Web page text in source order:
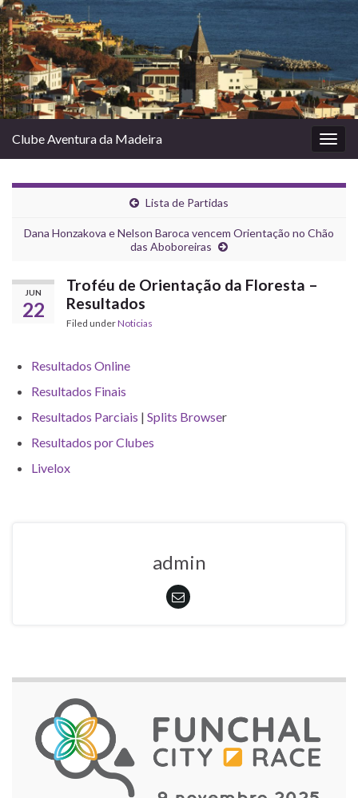
Clube Aventura da Madeira
Lista de Partidas
Dana Honzakova e Nelson Baroca vencem Orientação no Chão
das Aboboreiras
JUN
22
Troféu de Orientação da Floresta –
Resultados
Filed underNoticias
Resultados Online
Resultados Finais
Resultados Parciais | Splits Browser
Resultados por Clubes
Livelox
admin